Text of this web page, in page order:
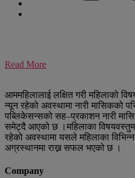
Read More
आममहिलालाई लक्षित गरी महिलाको
न्यून रहेको अवस्थामा नारी मासिकको
पब्लिकेसन्सको सह–प्रकाशन नारी
समेट्दै आएको छ ।महिलाका
रहेको अवस्थामा यसले महिलाका
अग्रस्थानमा राख्न सफल भएको छ ।
Company